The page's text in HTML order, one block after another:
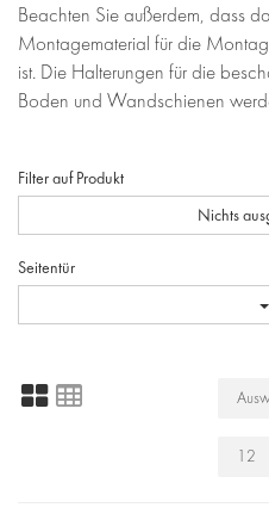
Beachten Sie außerdem, dass
Montagematerial für die
ist. Die Halterungen für die
Boden und Wandschienen
Filter auf Produkt
Nichts
Seitentür